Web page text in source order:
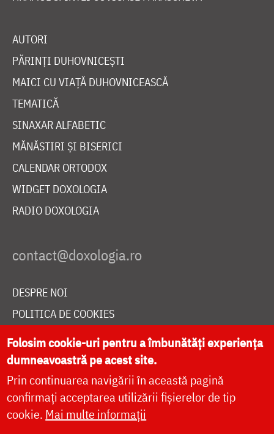
AUTORI
PĂRINȚI DUHOVNICEȘTI
MAICI CU VIAȚĂ DUHOVNICEASCĂ
TEMATICĂ
SINAXAR ALFABETIC
MĂNĂSTIRI ȘI BISERICI
CALENDAR ORTODOX
WIDGET DOXOLOGIA
RADIO DOXOLOGIA
DESPRE NOI
POLITICA DE COOKIES
DONEAZĂ ONLINE PENTRU CATEDRALA NAȚIONALĂ
LIVE
Folosim cookie-uri pentru a îmbunătăți experiența
dumneavoastră pe acest site.
Prin continuarea navigării în această pagină
confirmați acceptarea utilizării fișierelor de tip
cookie. Mai multe informații